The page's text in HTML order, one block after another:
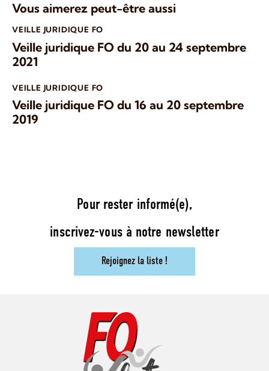
Vous aimerez peut-être aussi
VEILLE JURIDIQUE FO
Veille juridique FO du 20 au 24 septembre
2021
VEILLE JURIDIQUE FO
Veille juridique FO du 16 au 20 septembre
2019
Pour rester informé(e),
inscrivez-vous à notre newsletter
Rejoignez la liste !